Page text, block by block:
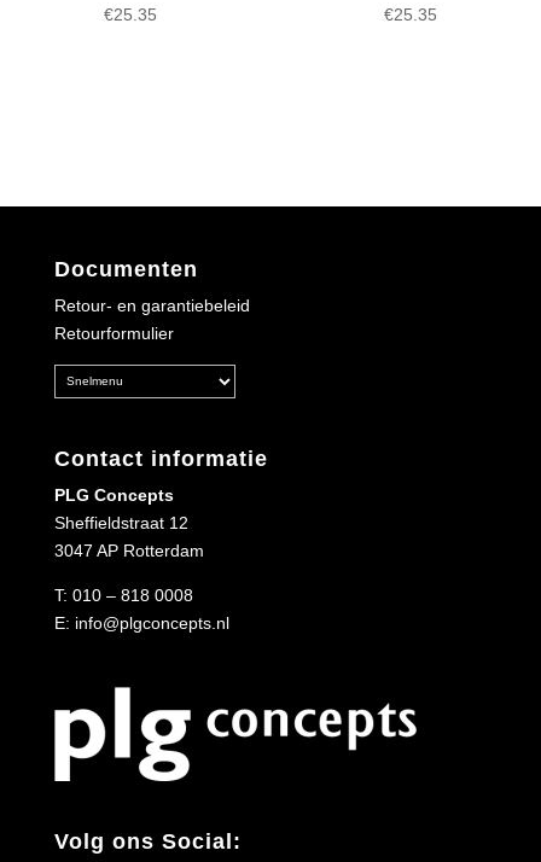
€25.35 €25.35
Documenten
Retour- en garantiebeleid
Retourformulier
Contact informatie
PLG Concepts
Sheffieldstraat 12
3047 AP Rotterdam
T: 010 – 818 0008
E: info@plgconcepts.nl
Volg ons Social: